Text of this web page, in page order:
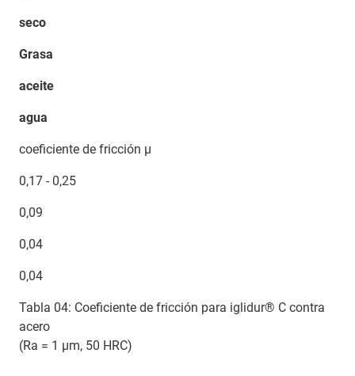
seco
Grasa
aceite
agua
coeficiente de fricción µ
0,17 - 0,25
0,09
0,04
0,04
Tabla 04: Coeficiente de fricción para iglidur® C contra
acero
(Ra = 1 µm, 50 HRC)